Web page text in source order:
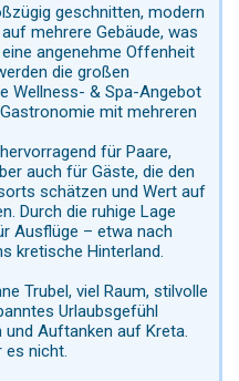
geschnitten, modern
mehrere Gebäude, was
angenehme Offenheit
die großen
Wellness- & Spa-Angebot
mit mehreren
für Paare,
auch für Gäste, die den
schätzen und Wert auf
Durch die ruhige Lage
Ausflüge – etwa nach
kretische Hinterland.
Trubel, viel Raum, stilvolle
Urlaubsgefühl
Auftanken auf Kreta.
es nicht.